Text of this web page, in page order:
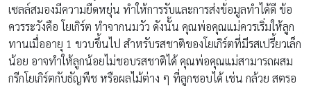
เซลล์สมองมีความยืดหยุ่น ทำให้การรับและการส่งข้อมูลทำได้ดี ข้อ
ควรระวังคือ โยเกิร์ต ทำจากนมวัว ดังนั้น คุณพ่อคุณแม่ควรเริ่มให้ลูก
ทานเมื่ออายุ 1 ขวบขึ้นไป สำหรับรสชาติของโยเกิร์ตที่มีรสเปรี้ยวเล็ก
น้อย อาจทำให้ลูกน้อยไม่ชอบรสชาติได้ คุณพ่อคุณแม่สามารถผสม
กรีกโยเกิร์ตกับธัญพืช หรือผลไม้ต่าง ๆ ที่ลูกชอบได้ เช่น กล้วย สตรอ